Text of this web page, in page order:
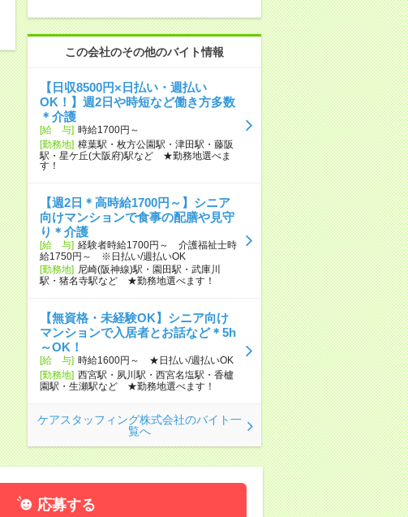
この会社のその他のバイト情報
【日収8500円×日払い・週払い
OK！】週2日や時短など働き方多数
＊介護
[給 与] 時給1700円～
[勤務地] 樟葉駅・枚方公園駅・津田駅・藤阪
駅・星ケ丘(大阪府)駅など ★勤務地選べま
す！
【週2日＊高時給1700円～】シニア
向けマンションで食事の配膳や見守
り＊介護
[給 与] 経験者時給1700円～ 介護福祉士時
給1750円～ ※日払い/週払いOK
[勤務地] 尼崎(阪神線)駅・園田駅・武庫川
駅・猪名寺駅など ★勤務地選べます！
【無資格・未経験OK】シニア向け
マンションで入居者とお話など＊5h
～OK！
[給 与] 時給1600円～ ★日払い/週払いOK
[勤務地] 西宮駅・夙川駅・西宮名塩駅・香櫨
園駅・生瀬駅など ★勤務地選べます！
ケアスタッフィング株式会社のバイト一
覧へ
応募する